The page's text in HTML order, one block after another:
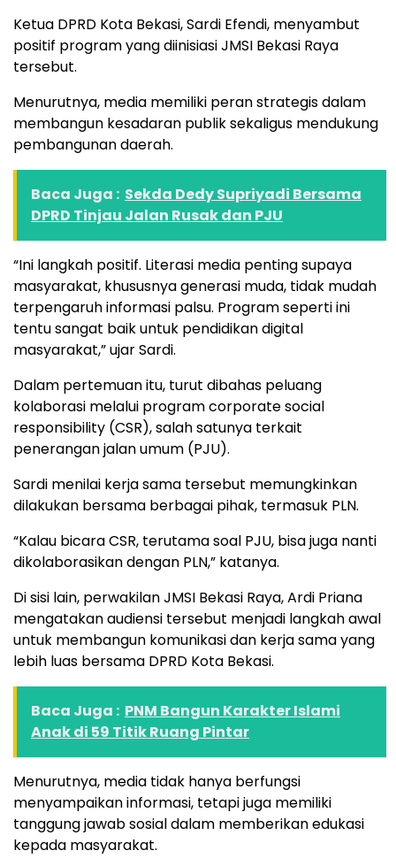
Ketua DPRD Kota Bekasi, Sardi Efendi, menyambut
positif program yang diinisiasi JMSI Bekasi Raya
tersebut.
Menurutnya, media memiliki peran strategis dalam
membangun kesadaran publik sekaligus mendukung
pembangunan daerah.
Baca Juga : Sekda Dedy Supriyadi Bersama
DPRD Tinjau Jalan Rusak dan PJU
“Ini langkah positif. Literasi media penting supaya
masyarakat, khususnya generasi muda, tidak mudah
terpengaruh informasi palsu. Program seperti ini
tentu sangat baik untuk pendidikan digital
masyarakat,” ujar Sardi.
Dalam pertemuan itu, turut dibahas peluang
kolaborasi melalui program corporate social
responsibility (CSR), salah satunya terkait
penerangan jalan umum (PJU).
Sardi menilai kerja sama tersebut memungkinkan
dilakukan bersama berbagai pihak, termasuk PLN.
“Kalau bicara CSR, terutama soal PJU, bisa juga nanti
dikolaborasikan dengan PLN,” katanya.
Di sisi lain, perwakilan JMSI Bekasi Raya, Ardi Priana
mengatakan audiensi tersebut menjadi langkah awal
untuk membangun komunikasi dan kerja sama yang
lebih luas bersama DPRD Kota Bekasi.
Baca Juga : PNM Bangun Karakter Islami
Anak di 59 Titik Ruang Pintar
Menurutnya, media tidak hanya berfungsi
menyampaikan informasi, tetapi juga memiliki
tanggung jawab sosial dalam memberikan edukasi
kepada masyarakat.